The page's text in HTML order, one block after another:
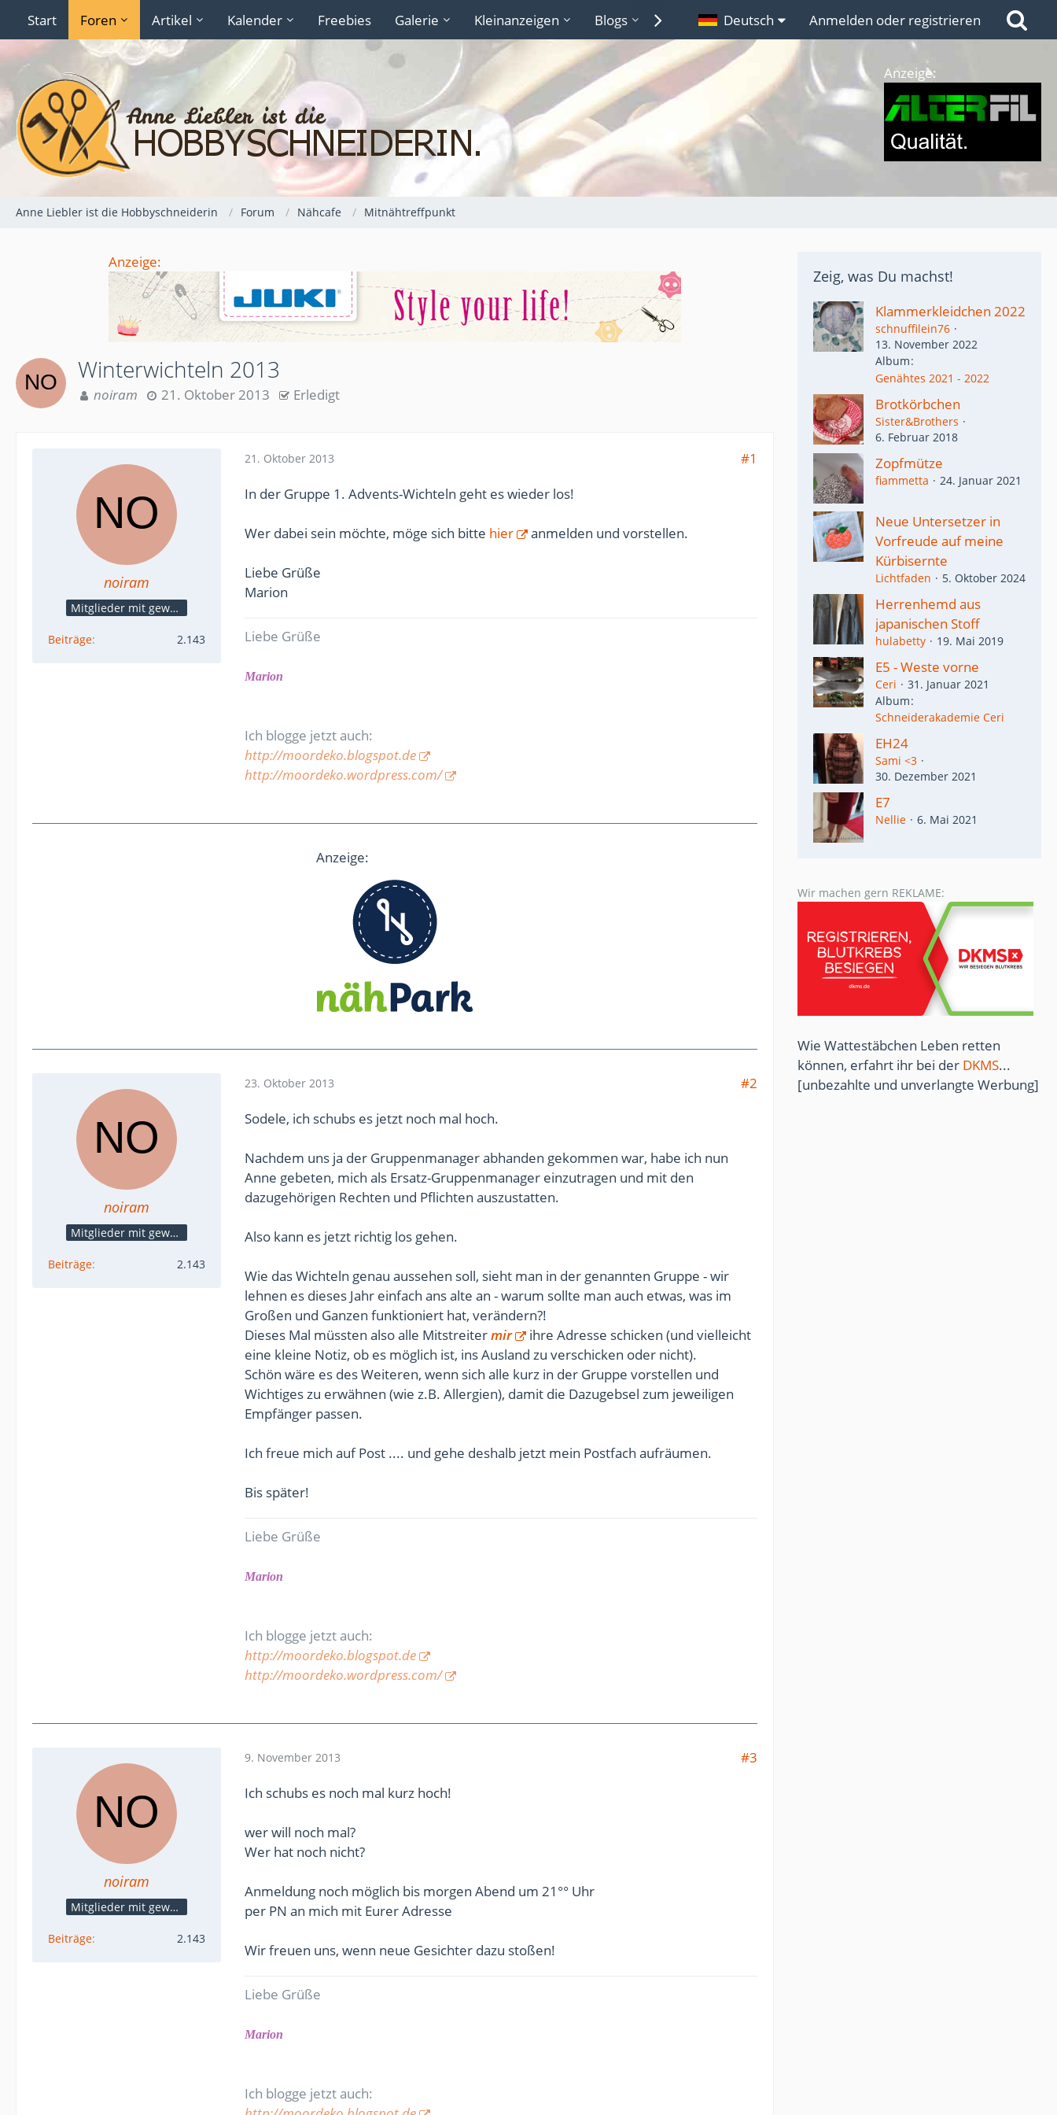
Start Foren Artikel Kalender Freebies Galerie Kleinanzeigen Blogs Lexikon Links
Deutsch Anmelden oder registrieren
Anzeige:
Anne Liebler ist die Hobbyschneiderin Forum Nähcafe Mitnähtreffpunkt
Anzeige:
Winterwichteln 2013
noiram 21. Oktober 2013 Erledigt
noiram
Mitglieder mit gewerblicher Verbindung, auch als Mitarbeiter/in
Beiträge 2.143
21. Oktober 2013
#1
In der Gruppe 1. Advents-Wichteln geht es wieder los!
Wer dabei sein möchte, möge sich bitte hier anmelden und vorstellen.
Liebe Grüße
Marion
Liebe Grüße
Marion
Ich blogge jetzt auch:
http://moordeko.blogspot.de
http://moordeko.wordpress.com/
Anzeige:
noiram
Mitglieder mit gewerblicher Verbindung, auch als Mitarbeiter/in
Beiträge 2.143
23. Oktober 2013
#2
Sodele, ich schubs es jetzt noch mal hoch.
Nachdem uns ja der Gruppenmanager abhanden gekommen war, habe ich nun
Anne gebeten, mich als Ersatz-Gruppenmanager einzutragen und mit den
dazugehörigen Rechten und Pflichten auszustatten.
Also kann es jetzt richtig los gehen.
Wie das Wichteln genau aussehen soll, sieht man in der genannten Gruppe - wir
lehnen es dieses Jahr einfach ans alte an - warum sollte man auch etwas, was im
Großen und Ganzen funktioniert hat, verändern?!
Dieses Mal müssten also alle Mitstreitermir
ihre Adresse schicken (und vielleicht
eine kleine Notiz, ob es möglich ist, ins Ausland zu verschicken oder nicht).
Schön wäre es des Weiteren, wenn sich alle kurz in der Gruppe vorstellen und
Wichtiges zu erwähnen (wie z.B. Allergien), damit die Dazugebsel zum jeweiligen
Empfänger passen.
Ich freue mich auf Post .... und gehe deshalb jetzt mein Postfach aufräumen.
Bis später!
Liebe Grüße
Marion
Ich blogge jetzt auch:
http://moordeko.blogspot.de
http://moordeko.wordpress.com/
noiram
Mitglieder mit gewerblicher Verbindung, auch als Mitarbeiter/in
Beiträge 2.143
9. November 2013
#3
Ich schubs es noch mal kurz hoch!
wer will noch mal?
Wer hat noch nicht?
Anmeldung noch möglich bis morgen Abend um 21°° Uhr
per PN an mich mit Eurer Adresse
Wir freuen uns, wenn neue Gesichter dazu stoßen!
Liebe Grüße
Marion
Ich blogge jetzt auch:
Zeig, was Du machst!
Klammerkleidchen 2022
schnuffilein76
13. November 2022
Album
Genähtes 2021 - 2022
Brotkörbchen
Sister&Brothers
6. Februar 2018
Zopfmütze
fiammetta 24. Januar 2021
Neue Untersetzer in
Vorfreude auf meine
Kürbisernte
Lichtfaden 5. Oktober 2024
Herrenhemd aus
japanischen Stoff
hulabetty 19. Mai 2019
E5 - Weste vorne
Ceri
31. Januar 2021
Album
Schneiderakademie Ceri
EH24
Sami <3
30. Dezember 2021
E7
Nellie 6. Mai 2021
Wir machen gern REKLAME:
Wie Wattestäbchen Leben retten
können, erfahrt ihr bei der DKMS...
[unbezahlte und unverlangte Werbung]